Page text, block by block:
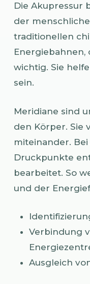
Die Akupressur
der
traditionellen
Energiebahnen,
wichtig. Sie
sein.
Meridiane sind
den Körper. Sie
miteinander.
Druckpunkte
bearbeitet. So
und der
Verbindung
Ausgleich